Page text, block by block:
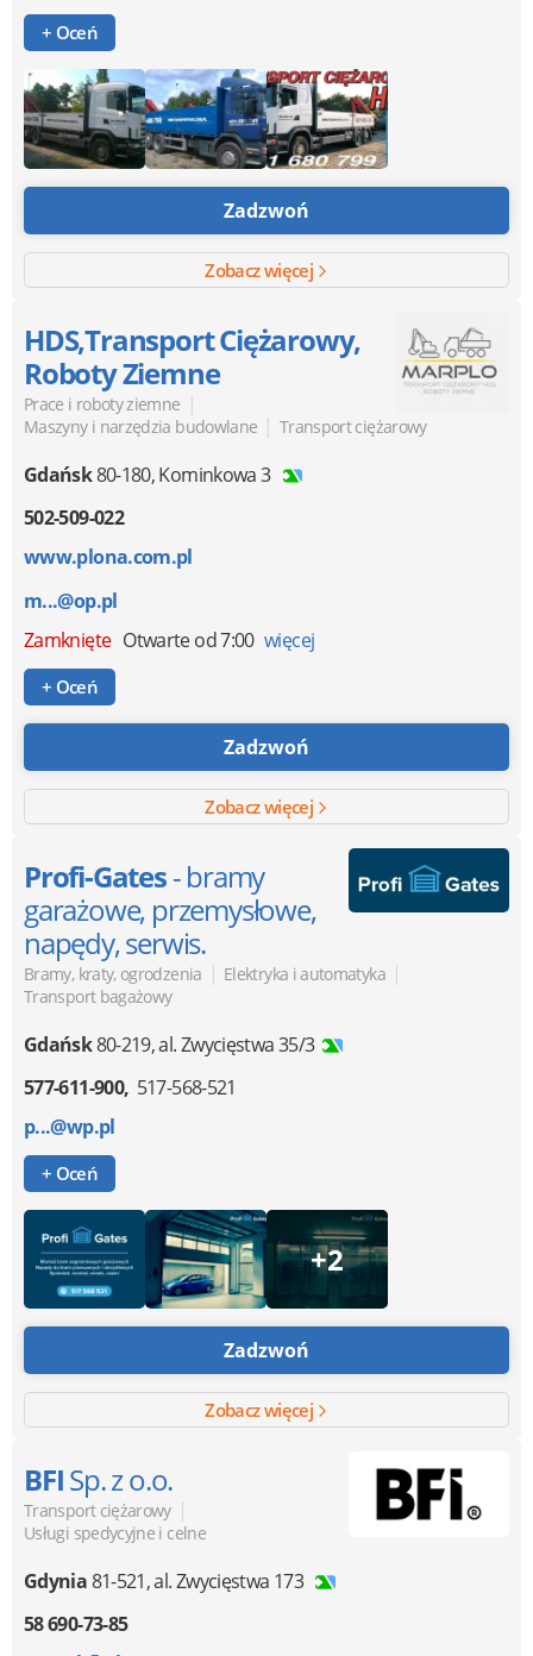
+ Oceń
Zadzwoń
Zobacz więcej
HDS,Transport Ciężarowy,
Roboty Ziemne
Prace i roboty ziemne |
Maszyny i narzędzia budowlane | Transport ciężarowy
Gdańsk80-180,Kominkowa 3
502-509-022
www.plona.com.pl
m...@op.pl
Zamknięte Otwarte od 7:00 więcej
+ Oceń
Zadzwoń
Zobacz więcej
Profi-Gates- bramy
garażowe, przemysłowe,
napędy, serwis.
Bramy, kraty, ogrodzenia | Elektryka i automatyka |
Transport bagażowy
Gdańsk80-219,al. Zwycięstwa 35/3
577-611-900 517-568-521
p...@wp.pl
+ Oceń
+2
Zadzwoń
Zobacz więcej
BFISp. z o.o.
Transport ciężarowy |
Usługi spedycyjne i celne
Gdynia81-521,al. Zwycięstwa 173
58 690-73-85